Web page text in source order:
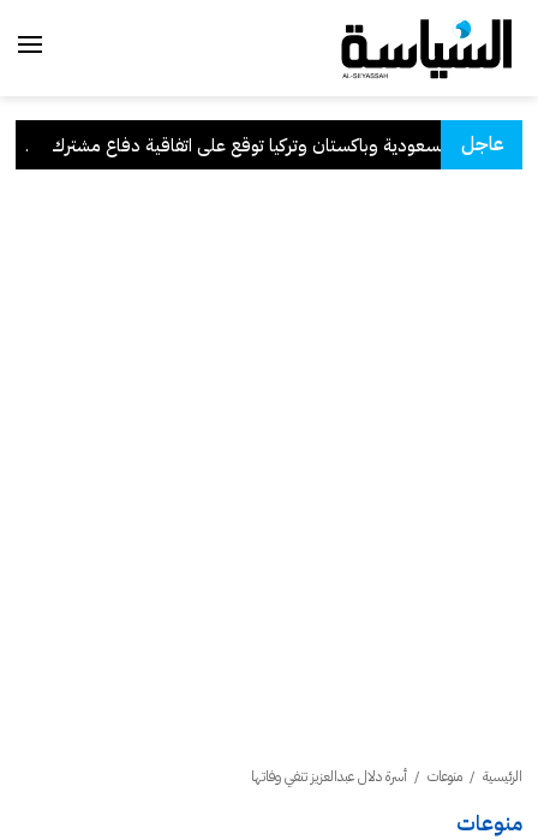
عاجلالسعودية وباكستان وتركيا توقع على اتفاقية دفاع مشترك
الرئيسية / منوعات / أسرة دلال عبدالعزيز تنفي وفاتها
منوعات